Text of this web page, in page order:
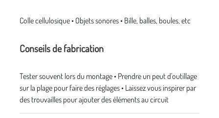
Colle cellulosique • Objets sonores • Bille, balles, boules, etc
Conseils de fabrication
Tester souvent lors du montage • Prendre un peut d'outillage
sur la plage pour faire des réglages • Laissez vous inspirer par
des trouvailles pour ajouter des éléments au circuit